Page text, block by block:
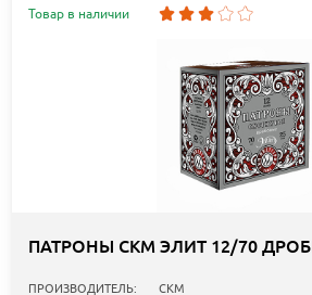
Товар в наличии
ПАТРОНЫ СКМ ЭЛИТ 12/70
ПРОИЗВОДИТЕЛЬ: СКМ